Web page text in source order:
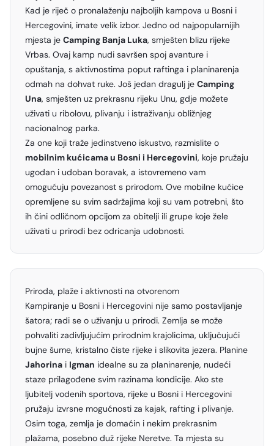
Kad je riječ o pronalaženju najboljih kampova u Bosni i
Hercegovini, imate velik izbor. Jedno od najpopularnijih
mjesta je Camping Banja Luka, smješten blizu rijeke
Vrbas. Ovaj kamp nudi savršen spoj avanture i
opuštanja, s aktivnostima poput raftinga i planinarenja
odmah na dohvat ruke. Još jedan dragulj je Camping
Una, smješten uz prekrasnu rijeku Unu, gdje možete
uživati u ribolovu, plivanju i istraživanju obližnjeg
nacionalnog parka.
Za one koji traže jedinstveno iskustvo, razmislite o
mobilnim kućicama u Bosni i Hercegovini, koje pružaju
ugodan i udoban boravak, a istovremeno vam
omogućuju povezanost s prirodom. Ove mobilne kućice
opremljene su svim sadržajima koji su vam potrebni, što
ih čini odličnom opcijom za obitelji ili grupe koje žele
uživati u prirodi bez odricanja udobnosti.
Priroda, plaže i aktivnosti na otvorenom
Kampiranje u Bosni i Hercegovini nije samo postavljanje
šatora; radi se o uživanju u prirodi. Zemlja se može
pohvaliti zadivljujućim prirodnim krajolicima, uključujući
bujne šume, kristalno čiste rijeke i slikovita jezera. Planine
Jahorina i Igman idealne su za planinarenje, nudeći
staze prilagođene svim razinama kondicije. Ako ste
ljubitelj vodenih sportova, rijeke u Bosni i Hercegovini
pružaju izvrsne mogućnosti za kajak, rafting i plivanje.
Osim toga, zemlja je domaćin i nekim prekrasnim
plažama, posebno duž rijeke Neretve. Ta mjesta su